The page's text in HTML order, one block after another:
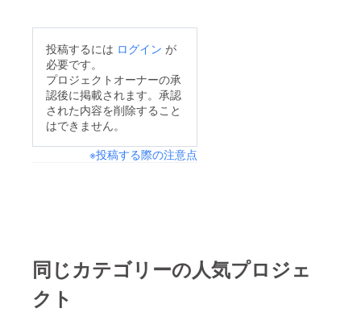
投稿するには ログイン が
必要です。
プロジェクトオーナーの承
認後に掲載されます。承認
された内容を削除すること
はできません。
※投稿する際の注意点
同じカテゴリーの人気プロジェ
クト